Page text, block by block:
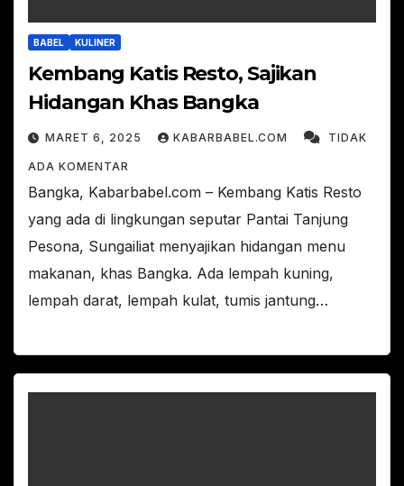
BABEL KULINER
Kembang Katis Resto, Sajikan
Hidangan Khas Bangka
MARET 6, 2025 KABARBABEL.COM TIDAK
ADA KOMENTAR
Bangka, Kabarbabel.com – Kembang Katis Resto
yang ada di lingkungan seputar Pantai Tanjung
Pesona, Sungailiat menyajikan hidangan menu
makanan, khas Bangka. Ada lempah kuning,
lempah darat, lempah kulat, tumis jantung…